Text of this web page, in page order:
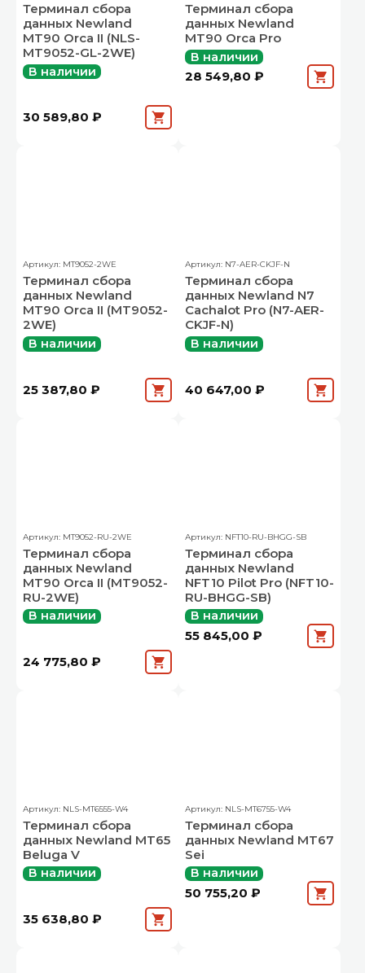
Терминал сбора
данных Newland
MT90 Orca II (NLS-
MT9052-GL-2WE)
В наличии
30 589,80 ₽
Терминал сбора
данных Newland
MT90 Orca Pro
В наличии
28 549,80 ₽
Артикул: MT9052-2WE
Терминал сбора
данных Newland
MT90 Orca II (MT9052-
2WE)
В наличии
25 387,80 ₽
Артикул: N7-AER-CKJF-N
Терминал сбора
данных Newland N7
Cachalot Pro (N7-AER-
CKJF-N)
В наличии
40 647,00 ₽
Артикул: MT9052-RU-2WE
Терминал сбора
данных Newland
MT90 Orca II (MT9052-
RU-2WE)
В наличии
24 775,80 ₽
Артикул: NFT10-RU-BHGG-SB
Терминал сбора
данных Newland
NFT10 Pilot Pro (NFT10-
RU-BHGG-SB)
В наличии
55 845,00 ₽
Артикул: NLS-MT6555-W4
Терминал сбора
данных Newland MT65
Beluga V
В наличии
35 638,80 ₽
Артикул: NLS-MT6755-W4
Терминал сбора
данных Newland MT67
Sei
В наличии
50 755,20 ₽